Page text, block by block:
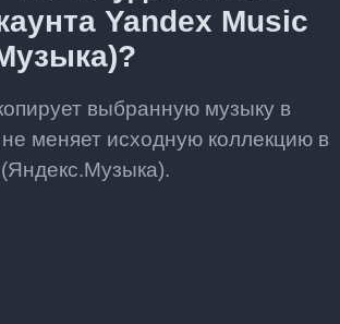
Yandex Music
выбранную музыку в
меняет исходную коллекцию в